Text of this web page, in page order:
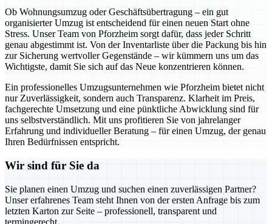
Ob Wohnungsumzug oder Geschäftsübertragung – ein gut
organisierter Umzug ist entscheidend für einen neuen Start ohne
Stress. Unser Team von Pforzheim sorgt dafür, dass jeder Schritt
genau abgestimmt ist. Von der Inventarliste über die Packung bis hin
zur Sicherung wertvoller Gegenstände – wir kümmern uns um das
Wichtigste, damit Sie sich auf das Neue konzentrieren können.
Ein professionelles Umzugsunternehmen wie Pforzheim bietet nicht
nur Zuverlässigkeit, sondern auch Transparenz. Klarheit im Preis,
fachgerechte Umsetzung und eine pünktliche Abwicklung sind für
uns selbstverständlich. Mit uns profitieren Sie von jahrelanger
Erfahrung und individueller Beratung – für einen Umzug, der genau
Ihren Bedürfnissen entspricht.
Wir sind für Sie da
Sie planen einen Umzug und suchen einen zuverlässigen Partner?
Unser erfahrenes Team steht Ihnen von der ersten Anfrage bis zum
letzten Karton zur Seite – professionell, transparent und
termingerecht.